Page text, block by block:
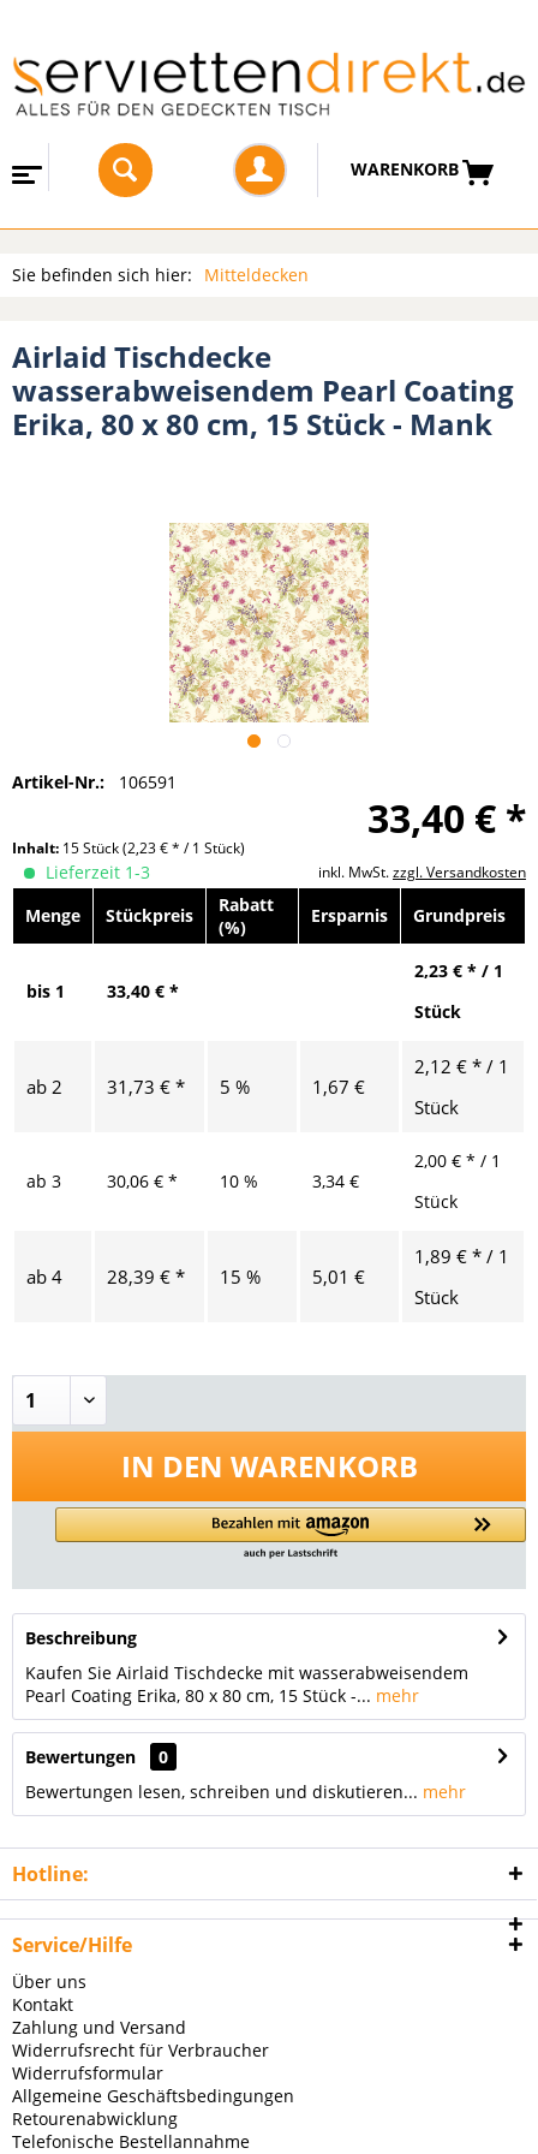
WARENKORB
Sie befinden sich hier: Mitteldecken
Airlaid Tischdecke
wasserabweisendem Pearl Coating
Erika, 80 x 80 cm, 15 Stück - Mank
Artikel-Nr.: 106591
33,40 € *
Inhalt: 15 Stück(2,23 € * / 1 Stück)
inkl. MwSt.zzgl. Versandkosten
Lieferzeit 1-3
Menge
Stückpreis
Rabatt
(%)
Ersparnis Grundpreis
bis 1 33,40 € *
2,23 € * / 1
Stück
ab 2 31,73 € * 5 % 1,67 €
2,12 € * / 1
Stück
ab 3 30,06 € * 10 % 3,34 €
2,00 € * / 1
Stück
ab 4 28,39 € * 15 % 5,01 €
1,89 € * / 1
Stück
IN DEN WARENKORB
Beschreibung
Kaufen Sie Airlaid Tischdecke mit wasserabweisendem
Pearl Coating Erika, 80 x 80 cm, 15 Stück -... mehr
Bewertungen
0
Bewertungen lesen, schreiben und diskutieren... mehr
Hotline:
Service/Hilfe
Über uns
Kontakt
Zahlung und Versand
Widerrufsrecht für Verbraucher
Widerrufsformular
Allgemeine Geschäftsbedingungen
Retourenabwicklung
Telefonische Bestellannahme